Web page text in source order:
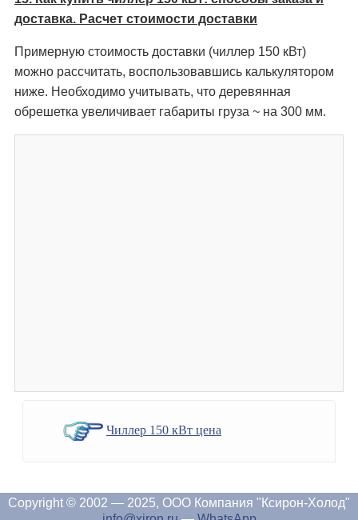
доставка. Расчет стоимости доставки
Примерную стоимость доставки (чиллер 150 кВт)
можно рассчитать, воспользовавшись калькулятором
ниже. Необходимо учитывать, что деревянная
обрешетка увеличивает габариты груза ~ на 300 мм.
Чиллер 150 кВт цена
Copyright © 2002 — 2025, ООО Компания "Ксирон-Холод"